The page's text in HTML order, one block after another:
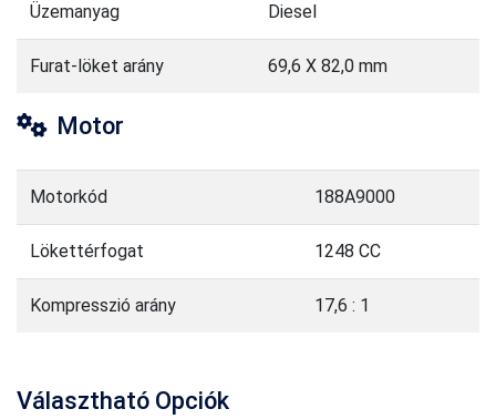
Üzemanyag Diesel
Furat-löket arány 69,6 X 82,0 mm
Motor
Motorkód 188A9000
Lökettérfogat 1248 CC
Kompresszió arány 17,6 : 1
Választható Opciók